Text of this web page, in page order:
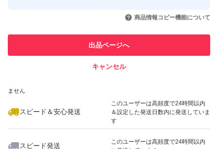
引を完了させた実績があります
での取引実績があります
ません
スピード＆安心発送
このユーザーは高頻度で24時間以内
＆設定した発送日数内に発送していま
す
スピード発送
このユーザーは高頻度で24時間以内
商品情報コピー機能について
出品ページへ
キャンセル